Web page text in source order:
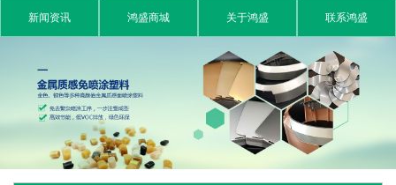
新闻资讯 鸿盛商城 关于鸿盛 联系鸿盛